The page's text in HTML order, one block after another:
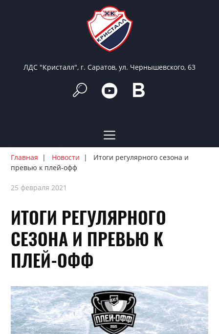
ЛДС "Кристалл", г. Саратов, ул. Чернышевского, 63
Главная Новости
Итоги регулярного сезона и
превью к плей-офф
25 февраля 2021
ИТОГИ РЕГУЛЯРНОГО
СЕЗОНА И ПРЕВЬЮ К
ПЛЕЙ-ОФФ